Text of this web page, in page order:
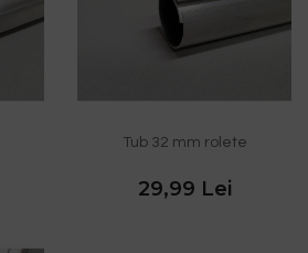
Tub 32 mm rolete
29,99 Lei